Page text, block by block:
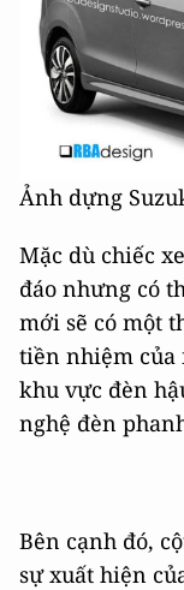
Ảnh dựng
Mặc dù chiếc
đáo nhưng có
mới sẽ có một
tiền nhiệm của
khu vực đèn
nghệ đèn
Bên cạnh đó,
sự xuất hiện